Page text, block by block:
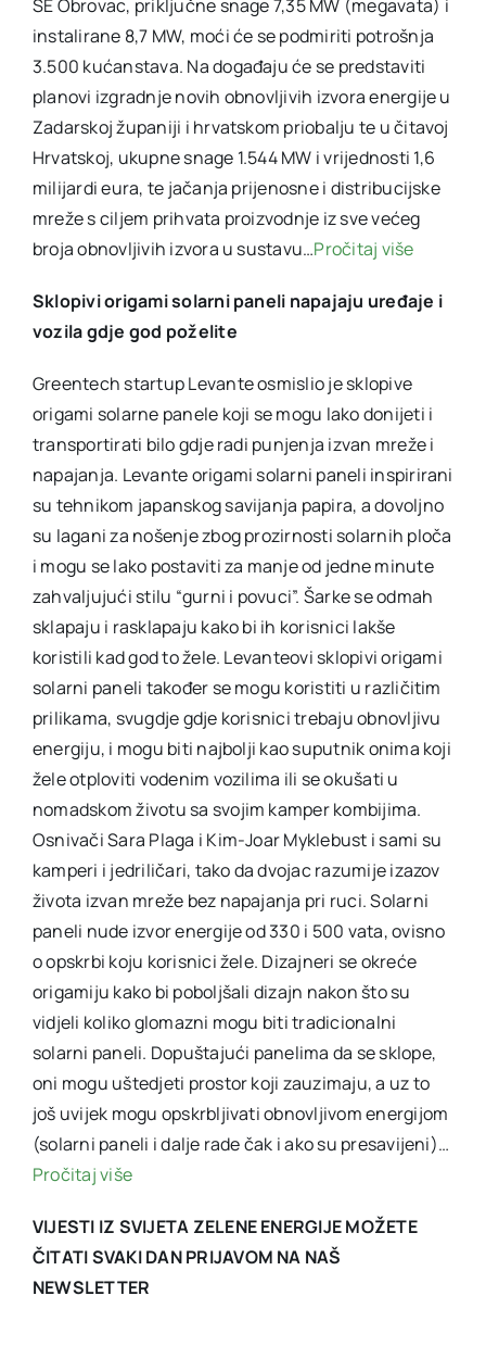
SE Obrovac, priključne snage 7,35 MW (megavata) i
instalirane 8,7 MW, moći će se podmiriti potrošnja
3.500 kućanstava. Na događaju će se predstaviti
planovi izgradnje novih obnovljivih izvora energije u
Zadarskoj županiji i hrvatskom priobalju te u čitavoj
Hrvatskoj, ukupne snage 1.544 MW i vrijednosti 1,6
milijardi eura, te jačanja prijenosne i distribucijske
mreže s ciljem prihvata proizvodnje iz sve većeg
broja obnovljivih izvora u sustavu…Pročitaj više
Sklopivi origami solarni paneli napajaju uređaje i
vozila gdje god poželite
Greentech startup Levante osmislio je sklopive
origami solarne panele koji se mogu lako donijeti i
transportirati bilo gdje radi punjenja izvan mreže i
napajanja. Levante origami solarni paneli inspirirani
su tehnikom japanskog savijanja papira, a dovoljno
su lagani za nošenje zbog prozirnosti solarnih ploča
i mogu se lako postaviti za manje od jedne minute
zahvaljujući stilu “gurni i povuci”. Šarke se odmah
sklapaju i rasklapaju kako bi ih korisnici lakše
koristili kad god to žele. Levanteovi sklopivi origami
solarni paneli također se mogu koristiti u različitim
prilikama, svugdje gdje korisnici trebaju obnovljivu
energiju, i mogu biti najbolji kao suputnik onima koji
žele otploviti vodenim vozilima ili se okušati u
nomadskom životu sa svojim kamper kombijima.
Osnivači Sara Plaga i Kim-Joar Myklebust i sami su
kamperi i jedriličari, tako da dvojac razumije izazov
života izvan mreže bez napajanja pri ruci. Solarni
paneli nude izvor energije od 330 i 500 vata, ovisno
o opskrbi koju korisnici žele. Dizajneri se okreće
origamiju kako bi poboljšali dizajn nakon što su
vidjeli koliko glomazni mogu biti tradicionalni
solarni paneli. Dopuštajući panelima da se sklope,
oni mogu uštedjeti prostor koji zauzimaju, a uz to
još uvijek mogu opskrbljivati obnovljivom energijom
(solarni paneli i dalje rade čak i ako su presavijeni)…
Pročitaj više
VIJESTI IZ SVIJETA ZELENE ENERGIJE MOŽETE
ČITATI SVAKI DAN PRIJAVOM NA NAŠ
NEWSLETTER